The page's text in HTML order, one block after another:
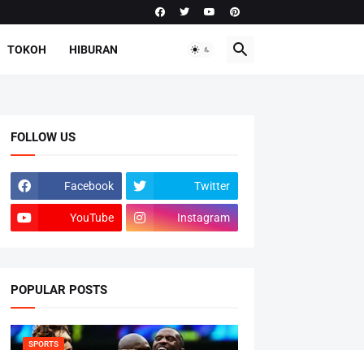
TOKOH HIBURAN
FOLLOW US
Facebook Twitter
YouTube Instagram
POPULAR POSTS
SPORTS